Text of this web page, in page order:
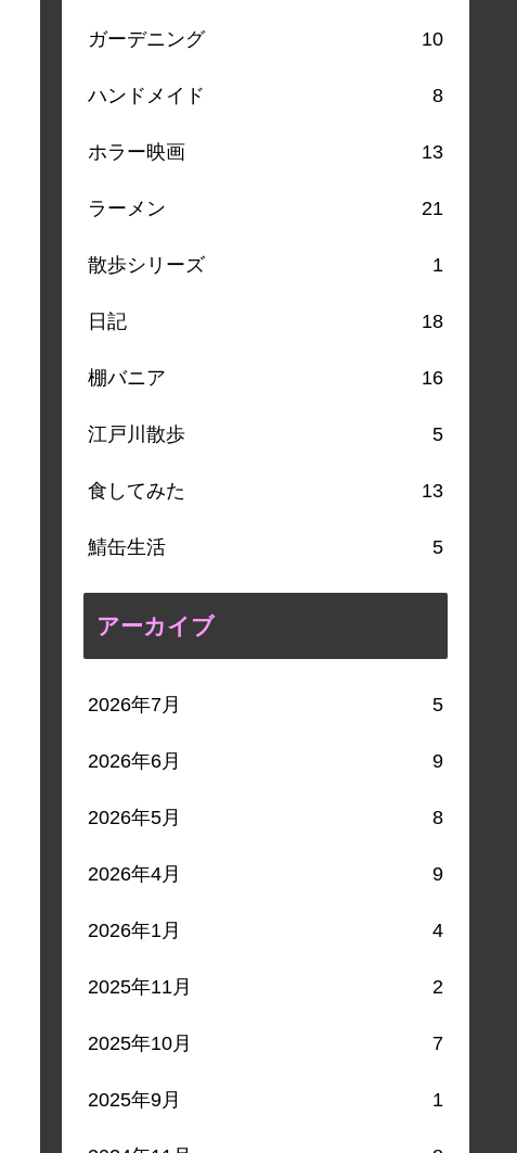
ガーデニング 10
ハンドメイド 8
ホラー映画 13
ラーメン 21
散歩シリーズ 1
日記 18
棚バニア 16
江戸川散歩 5
食してみた 13
鯖缶生活 5
アーカイブ
2026年7月 5
2026年6月 9
2026年5月 8
2026年4月 9
2026年1月 4
2025年11月 2
2025年10月 7
2025年9月 1